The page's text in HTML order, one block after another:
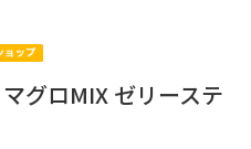
グロMIX ゼリーステ